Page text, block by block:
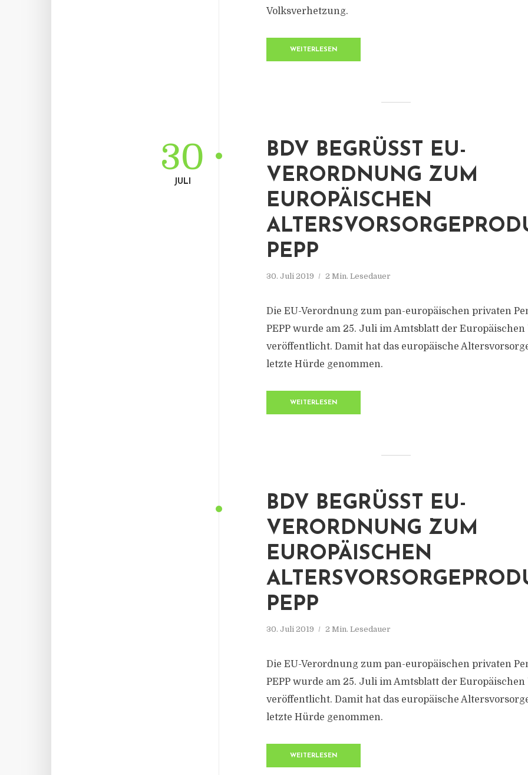
Volksverhetzung.
WEITERLESEN
BDV BEGRÜSST EU-V
ERORDNUNG ZUM E
UROPÄISCHEN A
EPP
30. Juli 2019 2 Min. Lesedauer
30
JULI
Die EU-Verordnung zum pan-europäischen privaten
PEPP wurde am 25. Juli im Amtsblatt der Europäischen
veröffentlicht. Damit hat das europäische
letzte Hürde genommen.
WEITERLESEN
BDV BEGRÜSST EU-V
ERORDNUNG ZUM E
UROPÄISCHEN A
EPP
30. Juli 2019 2 Min. Lesedauer
Die EU-Verordnung zum pan-europäischen privaten
PEPP wurde am 25. Juli im Amtsblatt der Europäischen
veröffentlicht. Damit hat das europäische
letzte Hürde genommen.
WEITERLESEN